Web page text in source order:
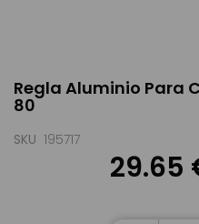
Regla Aluminio Para
80
SKU 195717
29.65
al
comienzo
la